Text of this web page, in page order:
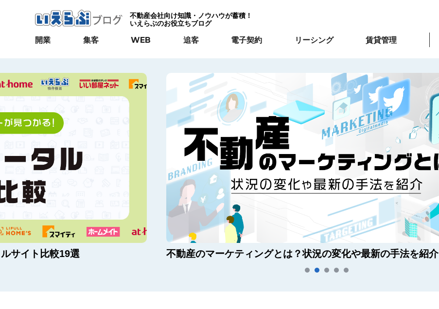
不動産会社向け知識・ノウハウが蓄積！
いえらぶのお役立ちブログ
開業 集客 WEB 追客 電子契約 リーシング 賃貸管理
サイト比較19選 不動産のマーケティングとは？状況の変化や最新の手法を紹介